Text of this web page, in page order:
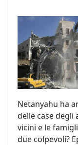
Netanyahu ha
delle case degli
vicini e le
due colpevoli?